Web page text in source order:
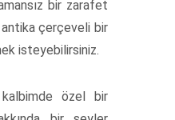
bir zarafet
çerçeveli bir
isteyebilirsiniz.
özel bir